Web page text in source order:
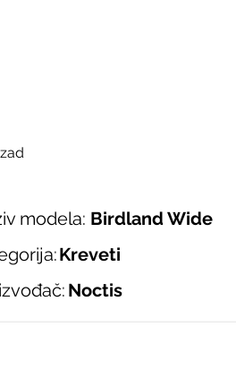
modela: Birdland Wide
Kreveti
Noctis